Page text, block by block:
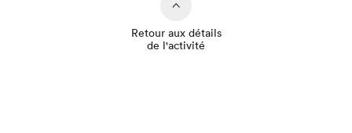
Retour aux détails
de l'activité